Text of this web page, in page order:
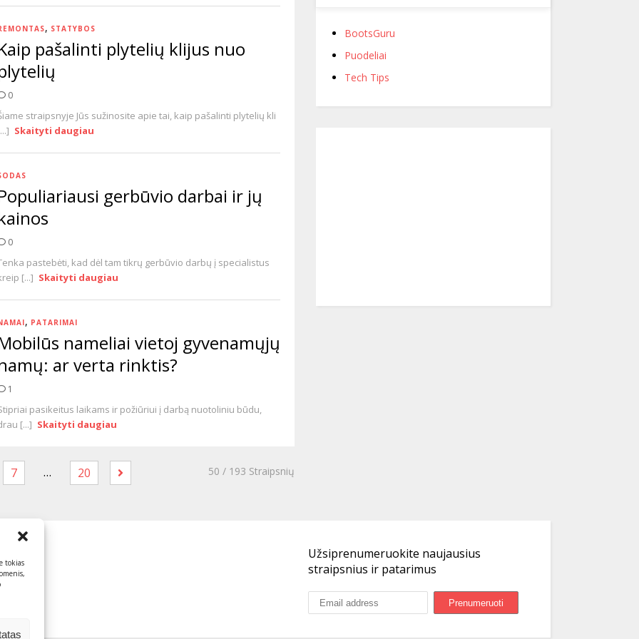
tokias
, STATYBOS
pašalinti plytelių klijus nuo
0
straipsnyje Jūs sužinosite apie tai, kaip pašalinti plytelių kli
Skaityti daugiau
gerbūvio darbai ir jų
0
pastebėti, kad dėl tam tikrų gerbūvio darbų į specialistus
[...] Skaityti daugiau
, PATARIMAI
nameliai vietoj gyvenamųjų
ar verta rinktis?
1
pasikeitus laikams ir požiūriui į darbą nuotoliniu būdu,
[...] Skaityti daugiau
7 … 20 50 / 193 Straipsnių
BootsGuru
Puodeliai
Tech Tips
Užsiprenumeruokite naujausius
straipsnius ir patarimus